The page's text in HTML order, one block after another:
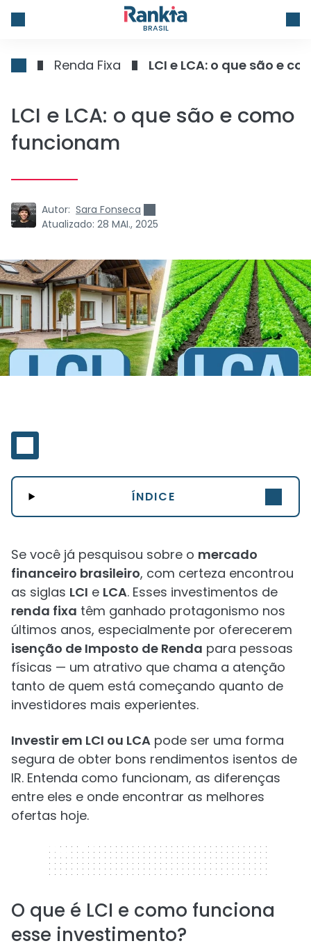
BRASIL
Renda Fixa LCI e LCA: o que são e
LCI e LCA: o que são e como
funcionam
Autor: Sara Fonseca
Atualizado: 28 MAI., 2025
ÍNDICE
Se você já pesquisou sobre o mercado
financeiro brasileiro, com certeza encontrou
as siglas LCI e LCA. Esses investimentos de
renda fixa têm ganhado protagonismo nos
últimos anos, especialmente por oferecerem
isenção de Imposto de Renda para pessoas
físicas — um atrativo que chama a atenção
tanto de quem está começando quanto de
investidores mais experientes.
Investir em LCI ou LCA pode ser uma forma
segura de obter bons rendimentos isentos de
IR. Entenda como funcionam, as diferenças
entre eles e onde encontrar as melhores
ofertas hoje.
320 x 50
O que é LCI e como funciona
esse investimento?